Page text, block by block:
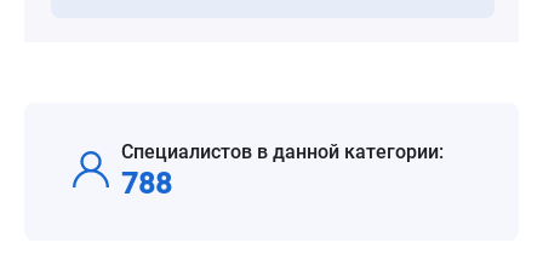
Специалистов в данной категории:
788